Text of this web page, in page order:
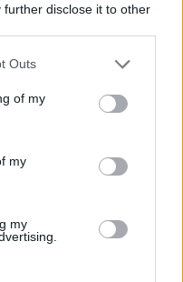
further disclose it to other
Outs
of my
my
my
a holnapi
a diákok már nem
an a diákok